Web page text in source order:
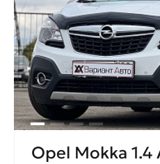
Opel Mokka 1.4